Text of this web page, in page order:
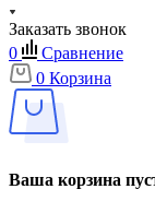
Заказать звонок
0
Сравнение
0 Корзина
Ваша корзина